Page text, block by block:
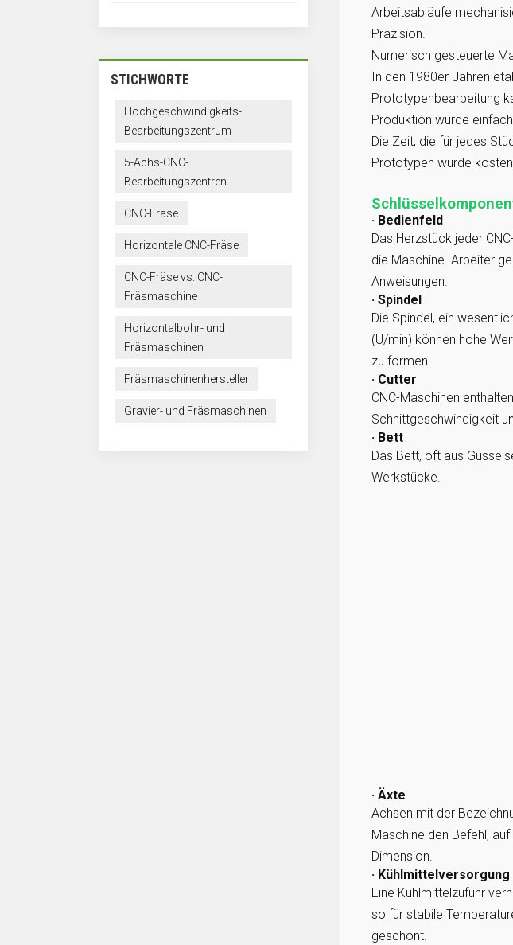
Arbeitsabläufe
Präzision.
Numerisch gesteuerte
In den 1980er Jahren
Prototypenbearbeitung
Produktion wurde
Die Zeit, die für jedes
Prototypen wurde
· Bedienfeld
Das Herzstück jeder
die Maschine. Arbeiter
Anweisungen.
· Spindel
Die Spindel, ein
(U/min) können hohe
zu formen.
· Cutter
CNC-Maschinen
Schnittgeschwindigkeit
· Bett
Das Bett, oft aus
Werkstücke.
· Äxte
Achsen mit der
Maschine den Befehl,
Dimension.
· Kühlmittelversorgung
Eine Kühlmittelzufuhr
so für stabile
geschont.
STICHWORTE
Hochgeschwindigkeits-
Bearbeitungszentrum
5-Achs-CNC-
Bearbeitungszentren
CNC-Fräse
Horizontale CNC-Fräse
CNC-Fräse vs. CNC-
Fräsmaschine
Horizontalbohr- und
Fräsmaschinen
Fräsmaschinenhersteller
Gravier- und Fräsmaschinen